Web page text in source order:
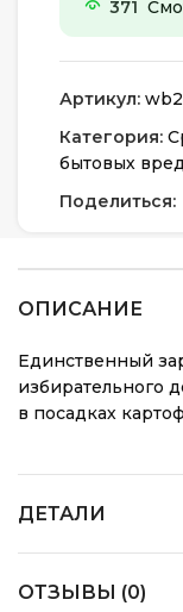
371
Артикул:
Категория:
бытовых
Поделиться:
ОПИСАНИЕ
Единственный
избирательного
в посадках
ДЕТАЛИ
ОТЗЫВЫ (0)